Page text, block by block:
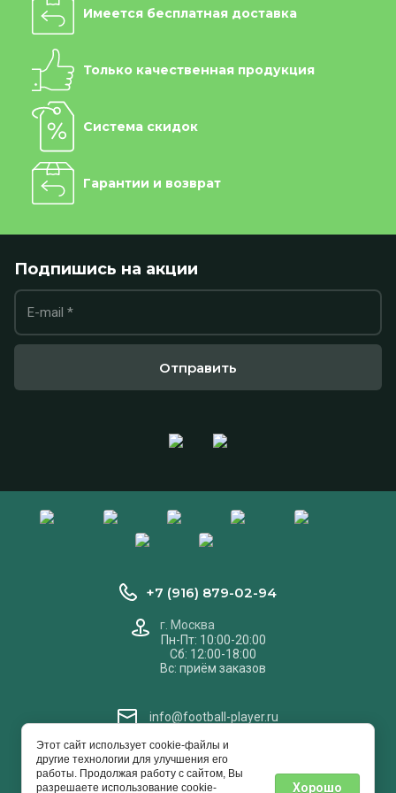
Имеется бесплатная доставка
Только качественная продукция
Система скидок
Гарантии и возврат
Подпишись на акции
Отправить
© 2016 - 2026
+7 (916) 879-02-94
г. Москва
Пн-Пт: 10:00-20:00
Сб: 12:00-18:00
Вс: приём заказов
info@football-player.ru
Этот сайт использует cookie-файлы и
другие технологии для улучшения его
работы. Продолжая работу с сайтом, Вы
разрешаете использование cookie-
Хорошо